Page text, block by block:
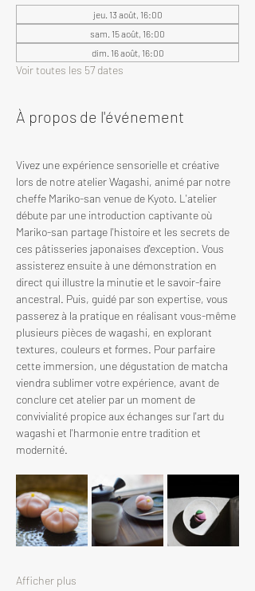
jeu. 13 août, 16:00
sam. 15 août, 16:00
dim. 16 août, 16:00
Voir toutes les 57 dates
À propos de l'événement
Vivez une expérience sensorielle et créative
lors de notre atelier Wagashi, animé par notre
cheffe Mariko-san venue de Kyoto. L'atelier
débute par une introduction captivante où
Mariko-san partage l'histoire et les secrets de
ces pâtisseries japonaises d'exception. Vous
assisterez ensuite à une démonstration en
direct qui illustre la minutie et le savoir-faire
ancestral. Puis, guidé par son expertise, vous
passerez à la pratique en réalisant vous-même
plusieurs pièces de wagashi, en explorant
textures, couleurs et formes. Pour parfaire
cette immersion, une dégustation de matcha
viendra sublimer votre expérience, avant de
conclure cet atelier par un moment de
convivialité propice aux échanges sur l'art du
wagashi et l'harmonie entre tradition et
modernité.
Afficher plus